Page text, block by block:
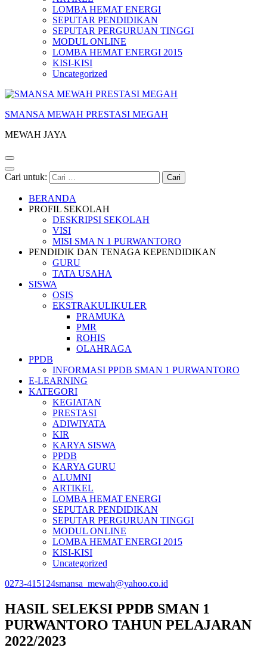
LOMBA HEMAT ENERGI
SEPUTAR PENDIDIKAN
SEPUTAR PERGURUAN TINGGI
MODUL ONLINE
LOMBA HEMAT ENERGI 2015
KISI-KISI
Uncategorized
SMANSA MEWAH PRESTASI MEGAH
MEWAH JAYA
Cari untuk:
BERANDA
PROFIL SEKOLAH
DESKRIPSI SEKOLAH
VISI
MISI SMA N 1 PURWANTORO
PENDIDIK DAN TENAGA KEPENDIDIKAN
GURU
TATA USAHA
SISWA
OSIS
EKSTRAKULIKULER
PRAMUKA
PMR
ROHIS
OLAHRAGA
PPDB
INFORMASI PPDB SMAN 1 PURWANTORO
E-LEARNING
KATEGORI
KEGIATAN
PRESTASI
ADIWIYATA
KIR
KARYA SISWA
PPDB
KARYA GURU
ALUMNI
ARTIKEL
LOMBA HEMAT ENERGI
SEPUTAR PENDIDIKAN
SEPUTAR PERGURUAN TINGGI
MODUL ONLINE
LOMBA HEMAT ENERGI 2015
KISI-KISI
Uncategorized
0273-415124smansa_mewah@yahoo.co.id
HASIL SELEKSI PPDB SMAN 1
PURWANTORO TAHUN PELAJARAN
2022/2023